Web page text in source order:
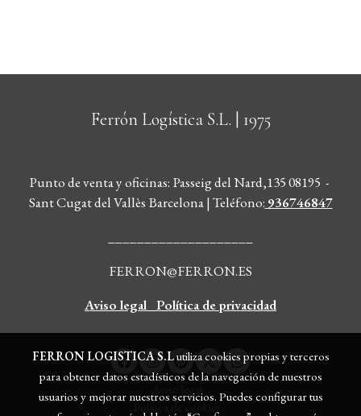
Ferrón Logística S.L. | 1975
Punto de venta y oficinas: Passeig del Nard,135 08195 -
Sant Cugat del Vallès Barcelona | Teléfono: 936746847
FERRON@FERRON.ES
Aviso legal Política de privacidad
FERRON LOGISTICA S.Lutiliza cookies propias y terceros
para obtener datos estadísticos de la navegación de nuestros
usuarios y mejorar nuestros servicios. Puedes configurar tus